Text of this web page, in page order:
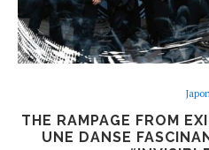
THE RAMPAGE FROM
UNE DANSE